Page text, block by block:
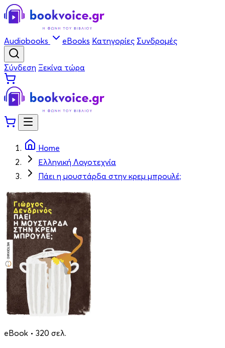
Audiobooks eBooks Κατηγορίες Συνδρομές
Σύνδεση Ξεκίνα τώρα
Home
Ελληνική Λογοτεχνία
Πάει η μουστάρδα στην κρεμ μπρουλέ;
eBook • 320 σελ.